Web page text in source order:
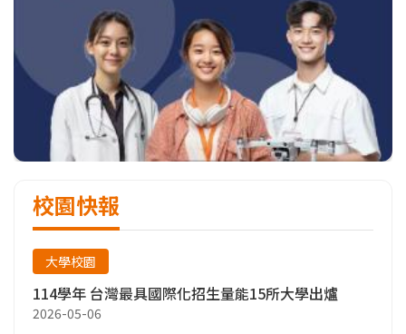
校園快報
大學校園
114學年 台灣最具國際化招生量能15所大學出爐
2026-05-06